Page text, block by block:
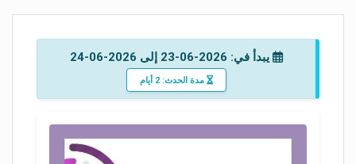
يبدأ في: 2026-06-23 إلى 2026-06-24
مدة الحدث: 2 أيام